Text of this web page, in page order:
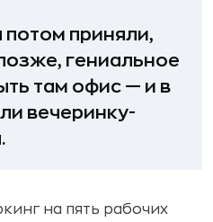
потом приняли,
гениальное
там офис — и в
вечеринку-
на пять рабочих